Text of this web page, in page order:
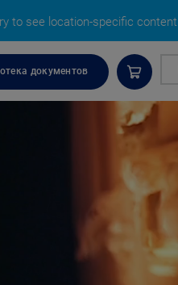
to see location-specific content
документов